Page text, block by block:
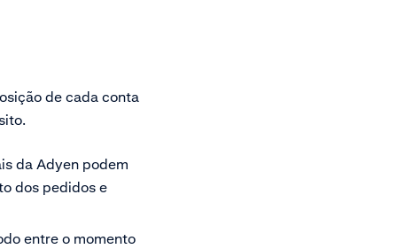
de cada conta
da Adyen podem
dos pedidos e
entre o momento